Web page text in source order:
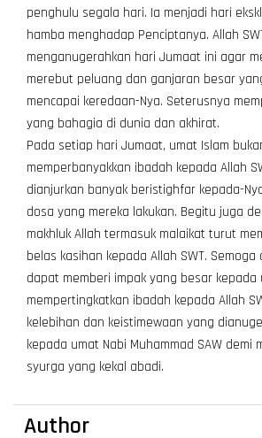
penghulu segala hari. Ia menjadi hari
hamba menghadap Penciptanya. Allah
menganugerahkan hari Jumaat ini agar
merebut peluang dan ganjaran besar
mencapai keredaan-Nya. Seterusnya
yang bahagia di dunia dan akhirat.
Pada setiap hari Jumaat, umat Islam
memperbanyakkan ibadah kepada Allah
dianjurkan banyak beristighfar kepada-
dosa yang mereka lakukan. Begitu juga
makhluk Allah termasuk malaikat turut
belas kasihan kepada Allah SWT.
dapat memberi impak yang besar kepada
mempertingkatkan ibadah kepada Allah
kelebihan dan keistimewaan yang
kepada umat Nabi Muhammad SAW demi
syurga yang kekal abadi.
Author